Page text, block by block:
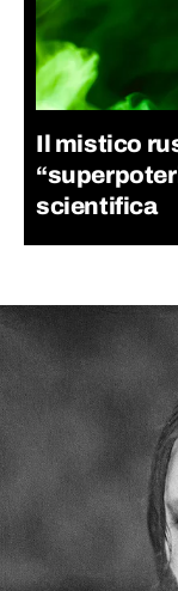
Il mistico
scientifica